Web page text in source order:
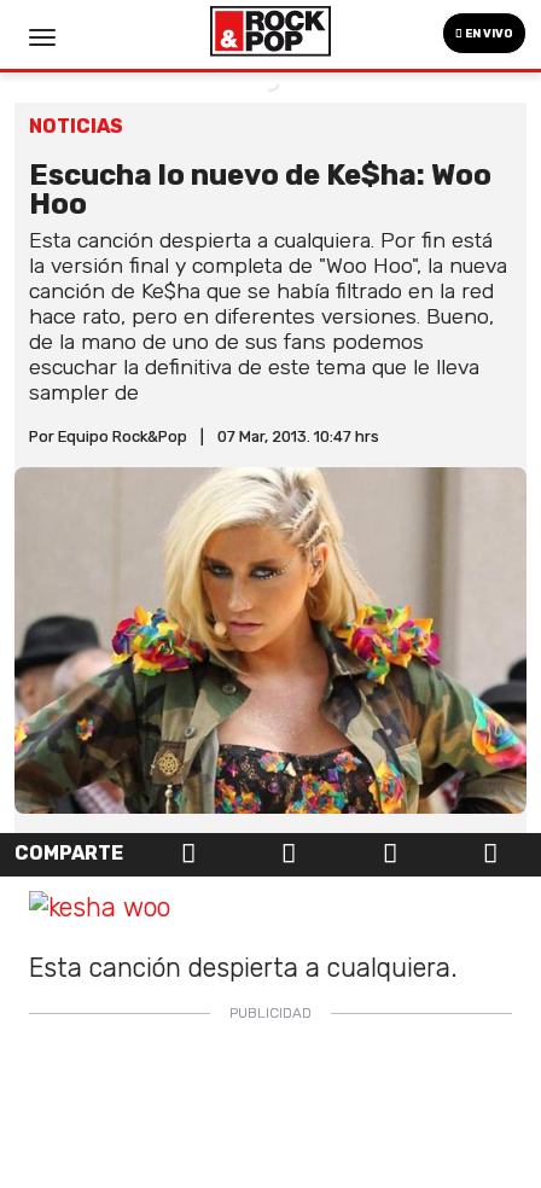
EN VIVO
NOTICIAS
Escucha lo nuevo de Ke$ha: Woo
Hoo
Esta canción despierta a cualquiera. Por fin está
la versión final y completa de "Woo Hoo", la nueva
canción de Ke$ha que se había filtrado en la red
hace rato, pero en diferentes versiones. Bueno,
de la mano de uno de sus fans podemos
escuchar la definitiva de este tema que le lleva
sampler de
Por Equipo Rock&Pop 07 Mar, 2013. 10:47 hrs
COMPARTE
Esta canción despierta a cualquiera.